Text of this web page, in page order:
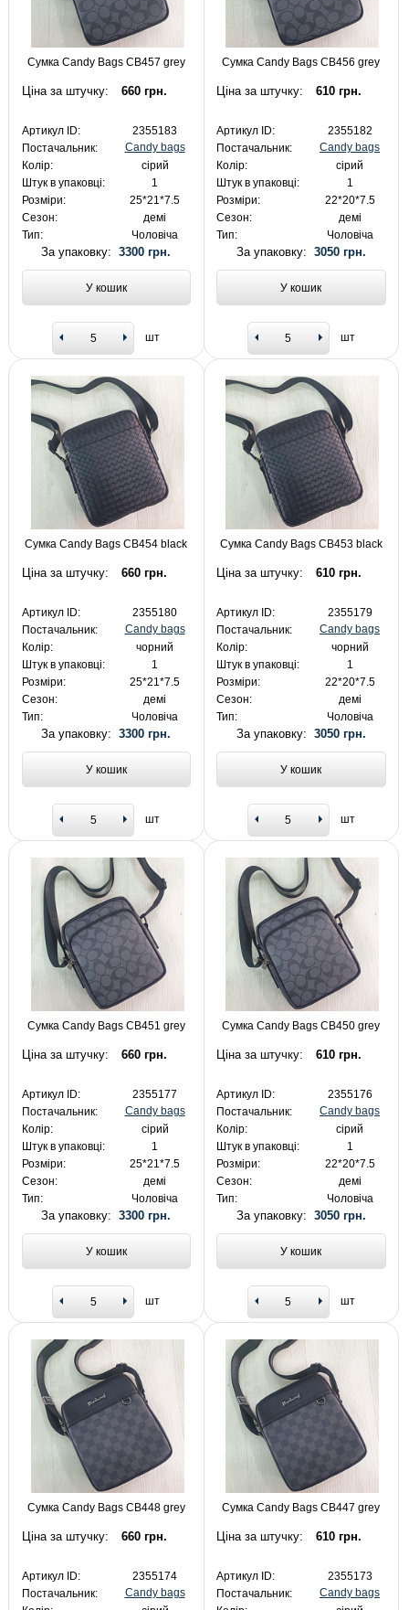
Сумка Candy Bags CB457 grey
Ціна за штучку: 660 грн.
Артикул ID:
2355183
Постачальник:
Candy bags
Колір:
сірий
Штук в упаковці:
1
Розміри:
25*21*7.5
Сезон:
демі
Тип:
Чоловіча
За упаковку:3300 грн.
У кошик
шт
Сумка Candy Bags CB456 grey
Ціна за штучку: 610 грн.
Артикул ID:
2355182
Постачальник:
Candy bags
Колір:
сірий
Штук в упаковці:
1
Розміри:
22*20*7.5
Сезон:
демі
Тип:
Чоловіча
За упаковку: 3050 грн.
У кошик
шт
Сумка Candy Bags CB454 black
Ціна за штучку: 660 грн.
Артикул ID:
2355180
Постачальник:
Candy bags
Колір:
чорний
Штук в упаковці:
1
Розміри:
25*21*7.5
Сезон:
демі
Тип:
Чоловіча
За упаковку:3300 грн.
У кошик
шт
Сумка Candy Bags CB453 black
Ціна за штучку: 610 грн.
Артикул ID:
2355179
Постачальник:
Candy bags
Колір:
чорний
Штук в упаковці:
1
Розміри:
22*20*7.5
Сезон:
демі
Тип:
Чоловіча
За упаковку: 3050 грн.
У кошик
шт
Сумка Candy Bags CB451 grey
Ціна за штучку: 660 грн.
Артикул ID:
2355177
Постачальник:
Candy bags
Колір:
сірий
Штук в упаковці:
1
Розміри:
25*21*7.5
Сезон:
демі
Тип:
Чоловіча
За упаковку:3300 грн.
У кошик
шт
Сумка Candy Bags CB450 grey
Ціна за штучку: 610 грн.
Артикул ID:
2355176
Постачальник:
Candy bags
Колір:
сірий
Штук в упаковці:
1
Розміри:
22*20*7.5
Сезон:
демі
Тип:
Чоловіча
За упаковку: 3050 грн.
У кошик
шт
Сумка Candy Bags CB448 grey
Ціна за штучку: 660 грн.
Артикул ID:
2355174
Постачальник:
Candy bags
Сумка Candy Bags CB447 grey
Ціна за штучку: 610 грн.
Артикул ID:
2355173
Постачальник:
Candy bags